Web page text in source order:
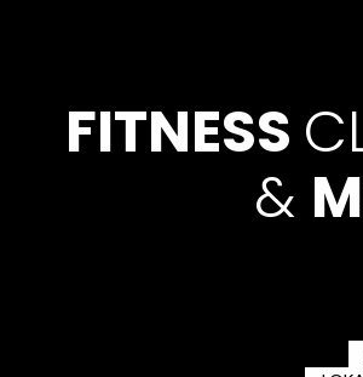
FITNESS
&